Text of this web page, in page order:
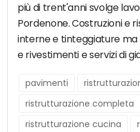
più di trent'anni svolge
Pordenone. Costruzioni e
interne e tinteggiature
e rivestimenti e servizi di
pavimenti
ristrutturazione completa
ristrutturazione cucina